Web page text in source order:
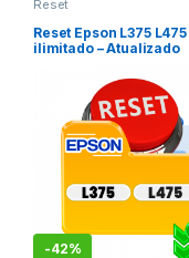
Reset
Reset Epson L375 L475
ilimitado – Atualizado
-42%